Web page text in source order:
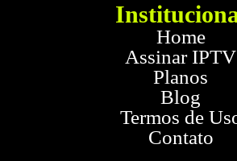
Home
Assinar IPTV
Planos
Blog
Termos de
Contato